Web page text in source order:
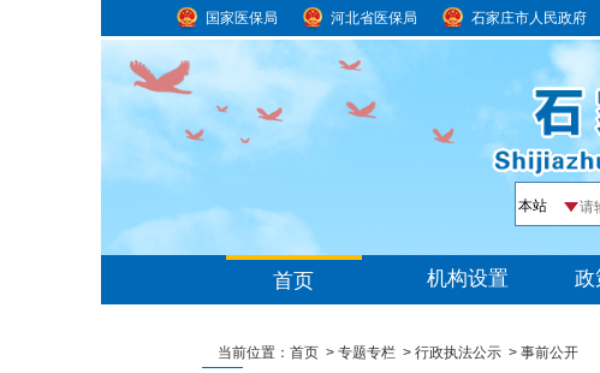
国家医保局 河北省医保局 石家庄市人民政府
当前位置： 首页> 专题专栏> 行政执法公示> 事前公开